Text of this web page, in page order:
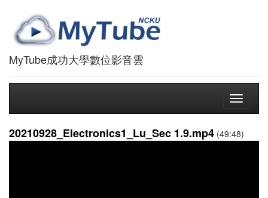
MyTube成功大學數位影音雲
Toggle
20210928_Electronics1_Lu_Sec 1.9.mp4 (49:48)